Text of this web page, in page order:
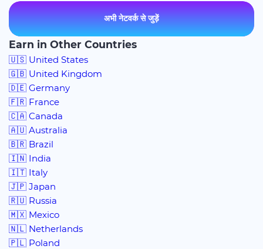
अभी नेटवर्क से जुड़ें
Earn in Other Countries
🇺🇸 United States
🇬🇧 United Kingdom
🇩🇪 Germany
🇫🇷 France
🇨🇦 Canada
🇦🇺 Australia
🇧🇷 Brazil
🇮🇳 India
🇮🇹 Italy
🇯🇵 Japan
🇷🇺 Russia
🇲🇽 Mexico
🇳🇱 Netherlands
🇵🇱 Poland